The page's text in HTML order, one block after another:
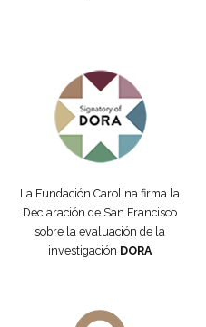
La Fundación Carolina firma la
Declaración de San Francisco
sobre la evaluación de la
investigación DORA